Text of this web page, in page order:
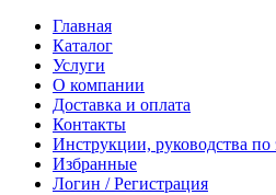
Главная
Каталог
Услуги
О компании
Доставка и оплата
Контакты
Инструкции, руководства по
Избранные
Логин / Регистрация